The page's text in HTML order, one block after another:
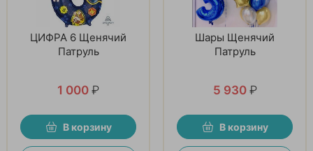
ЦИФРА 6 Щенячий
Патруль
1 000 ₽
В корзину
Шары Щенячий
Патруль
5 930 ₽
В корзину